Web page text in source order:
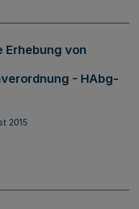
Erhebung von
- HAbg-
2015